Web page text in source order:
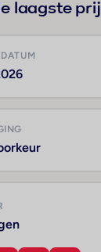
laagste